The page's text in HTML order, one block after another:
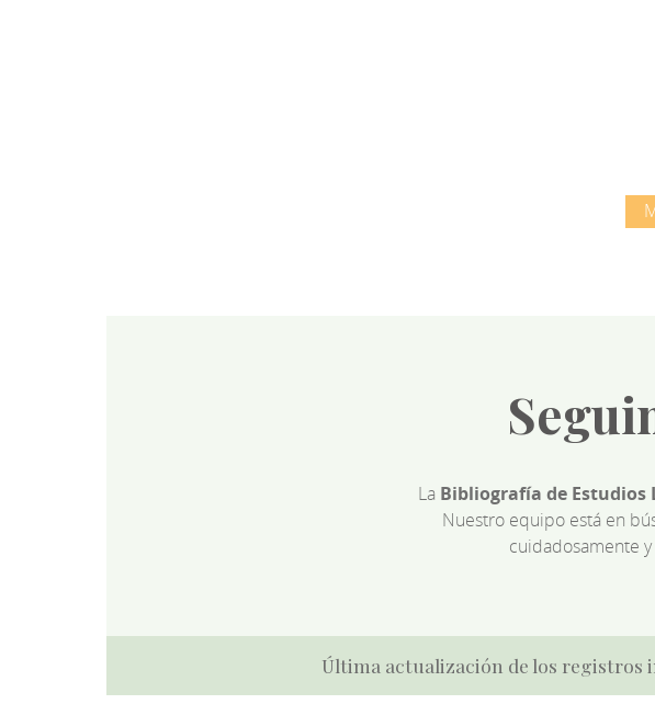
La Bibliografía de Estudios
Nuestro equipo está en
cuidadosamente
Última actualización de los registros